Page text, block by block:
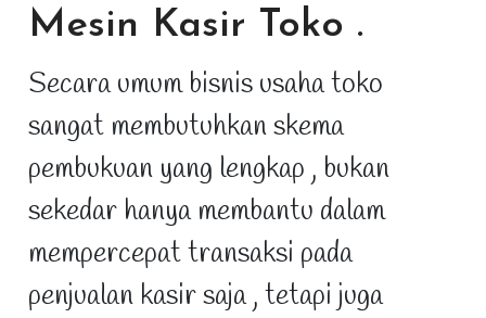
Mesin Kasir Toko .
Secara umum bisnis usaha toko
sangat membutuhkan skema
pembukuan yang lengkap , bukan
sekedar hanya membantu dalam
mempercepat transaksi pada
penjualan kasir saja , tetapi juga